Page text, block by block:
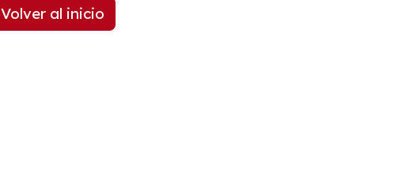
Volver al inicio